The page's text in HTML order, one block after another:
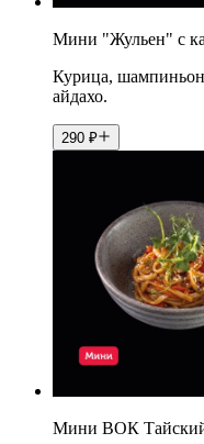
Мини "Жульен" с
Курица,
айдахо.
290 ₽
Мини ВОК Тайский